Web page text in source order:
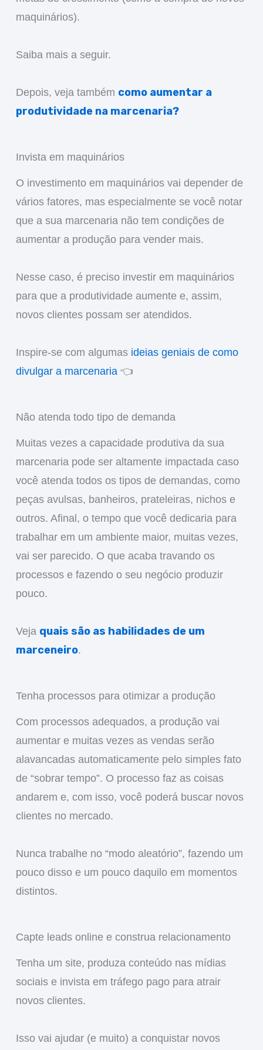
maquinários).
Saiba mais a seguir.
Depois, veja também como aumentar a
produtividade na marcenaria?
Invista em maquinários
O investimento em maquinários vai depender de
vários fatores, mas especialmente se você notar
que a sua marcenaria não tem condições de
aumentar a produção para vender mais.
Nesse caso, é preciso investir em maquinários
para que a produtividade aumente e, assim,
novos clientes possam ser atendidos.
Inspire-se com algumas ideias geniais de como
divulgar a marcenaria👈
Não atenda todo tipo de demanda
Muitas vezes a capacidade produtiva da sua
marcenaria pode ser altamente impactada caso
você atenda todos os tipos de demandas, como
peças avulsas, banheiros, prateleiras, nichos e
outros. Afinal, o tempo que você dedicaria para
trabalhar em um ambiente maior, muitas vezes,
vai ser parecido. O que acaba travando os
processos e fazendo o seu negócio produzir
pouco.
Veja quais são as habilidades de um
marceneiro.
Tenha processos para otimizar a produção
Com processos adequados, a produção vai
aumentar e muitas vezes as vendas serão
alavancadas automaticamente pelo simples fato
de “sobrar tempo”. O processo faz as coisas
andarem e, com isso, você poderá buscar novos
clientes no mercado.
Nunca trabalhe no “modo aleatório”, fazendo um
pouco disso e um pouco daquilo em momentos
distintos.
Capte leads online e construa relacionamento
Tenha um site, produza conteúdo nas mídias
sociais e invista em tráfego pago para atrair
novos clientes.
Isso vai ajudar (e muito) a conquistar novos